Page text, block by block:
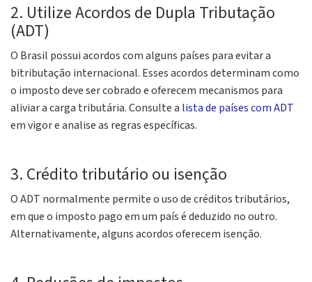
2. Utilize Acordos de Dupla Tributação
(ADT)
O Brasil possui acordos com alguns países para evitar a
bitributação internacional. Esses acordos determinam como
o imposto deve ser cobrado e oferecem mecanismos para
aliviar a carga tributária. Consulte a lista de países com ADT
em vigor e analise as regras específicas.
3. Crédito tributário ou isenção
O ADT normalmente permite o uso de créditos tributários,
em que o imposto pago em um país é deduzido no outro.
Alternativamente, alguns acordos oferecem isenção.